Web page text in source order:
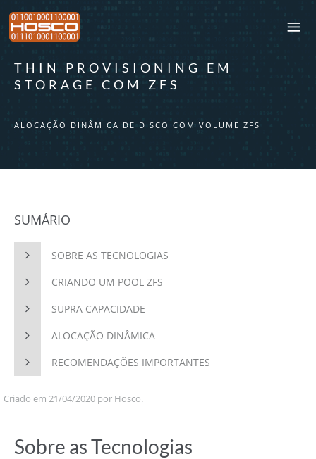
THIN PROVISIONING EM
STORAGE COM ZFS
ALOCAÇÃO DINÂMICA DE DISCO COM VOLUME ZFS
SUMÁRIO
SOBRE AS TECNOLOGIAS
CRIANDO UM POOL ZFS
SUPRA CAPACIDADE
ALOCAÇÃO DINÂMICA
RECOMENDAÇÕES IMPORTANTES
Criado em 21/04/2020 por Hosco.
Sobre as Tecnologias